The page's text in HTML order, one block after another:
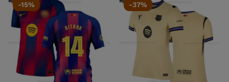
-15% -37%